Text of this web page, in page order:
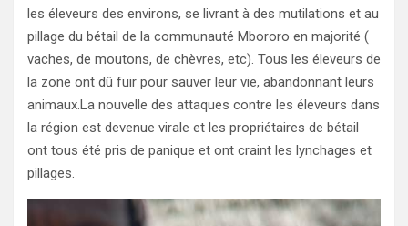
les éleveurs des environs, se livrant à des mutilations et au
pillage du bétail de la communauté Mbororo en majorité (
vaches, de moutons, de chèvres, etc). Tous les éleveurs de
la zone ont dû fuir pour sauver leur vie, abandonnant leurs
animaux.La nouvelle des attaques contre les éleveurs dans
la région est devenue virale et les propriétaires de bétail
ont tous été pris de panique et ont craint les lynchages et
pillages.